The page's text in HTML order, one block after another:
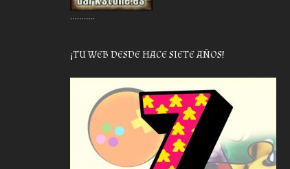
………..
¡TU WEB DESDE HACE SIETE AÑOS!